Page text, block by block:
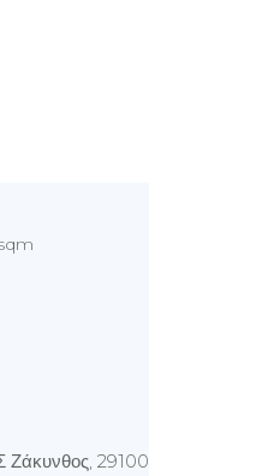
29100